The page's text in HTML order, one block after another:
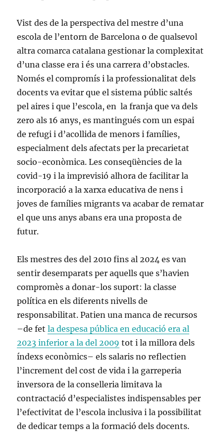
Vist des de la perspectiva del mestre d’una
escola de l’entorn de Barcelona o de qualsevol
altra comarca catalana gestionar la complexitat
d’una classe era i és una carrera d’obstacles.
Només el compromís i la professionalitat dels
docents va evitar que el sistema públic saltés
pel aires i que l’escola, en la franja que va dels
zero als 16 anys, es mantingués com un espai
de refugi i d’acollida de menors i famílies,
especialment dels afectats per la precarietat
socio-econòmica. Les conseqüències de la
covid-19 i la imprevisió alhora de facilitar la
incorporació a la xarxa educativa de nens i
joves de famílies migrants va acabar de rematar
el que uns anys abans era una proposta de
futur.
Els mestres des del 2010 fins al 2024 es van
sentir desemparats per aquells que s’havien
compromès a donar-los suport: la classe
política en els diferents nivells de
responsabilitat. Patien una manca de recursos
–de fetla despesa pública en educació era al
2023 inferior a la del 2009 tot i la millora dels
índexs econòmics– els salaris no reflectien
l’increment del cost de vida i la garreperia
inversora de la conselleria limitava la
contractació d’especialistes indispensables per
l’efectivitat de l’escola inclusiva i la possibilitat
de dedicar temps a la formació dels docents.